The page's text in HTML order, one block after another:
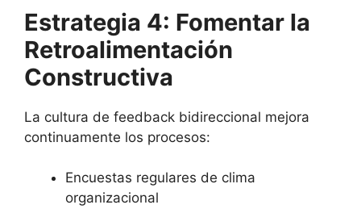
Estrategia 4: Fomentar la
Retroalimentación
Constructiva
La cultura de feedback bidireccional mejora
continuamente los procesos:
Encuestas regulares de clima
organizacional